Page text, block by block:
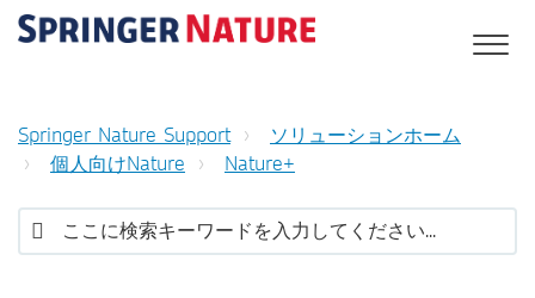
Springer Nature Support
ソリューションホーム
個人向けNature
Nature+